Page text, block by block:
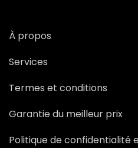
À propos
Services
Termes et conditions
Garantie du meilleur prix
Politique de confidentialité